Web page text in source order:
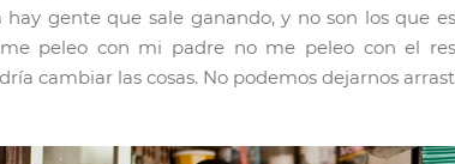
gente que sale ganando, y no son los que
me peleo con mi padre no me peleo con el
cambiar las cosas. No podemos dejarnos